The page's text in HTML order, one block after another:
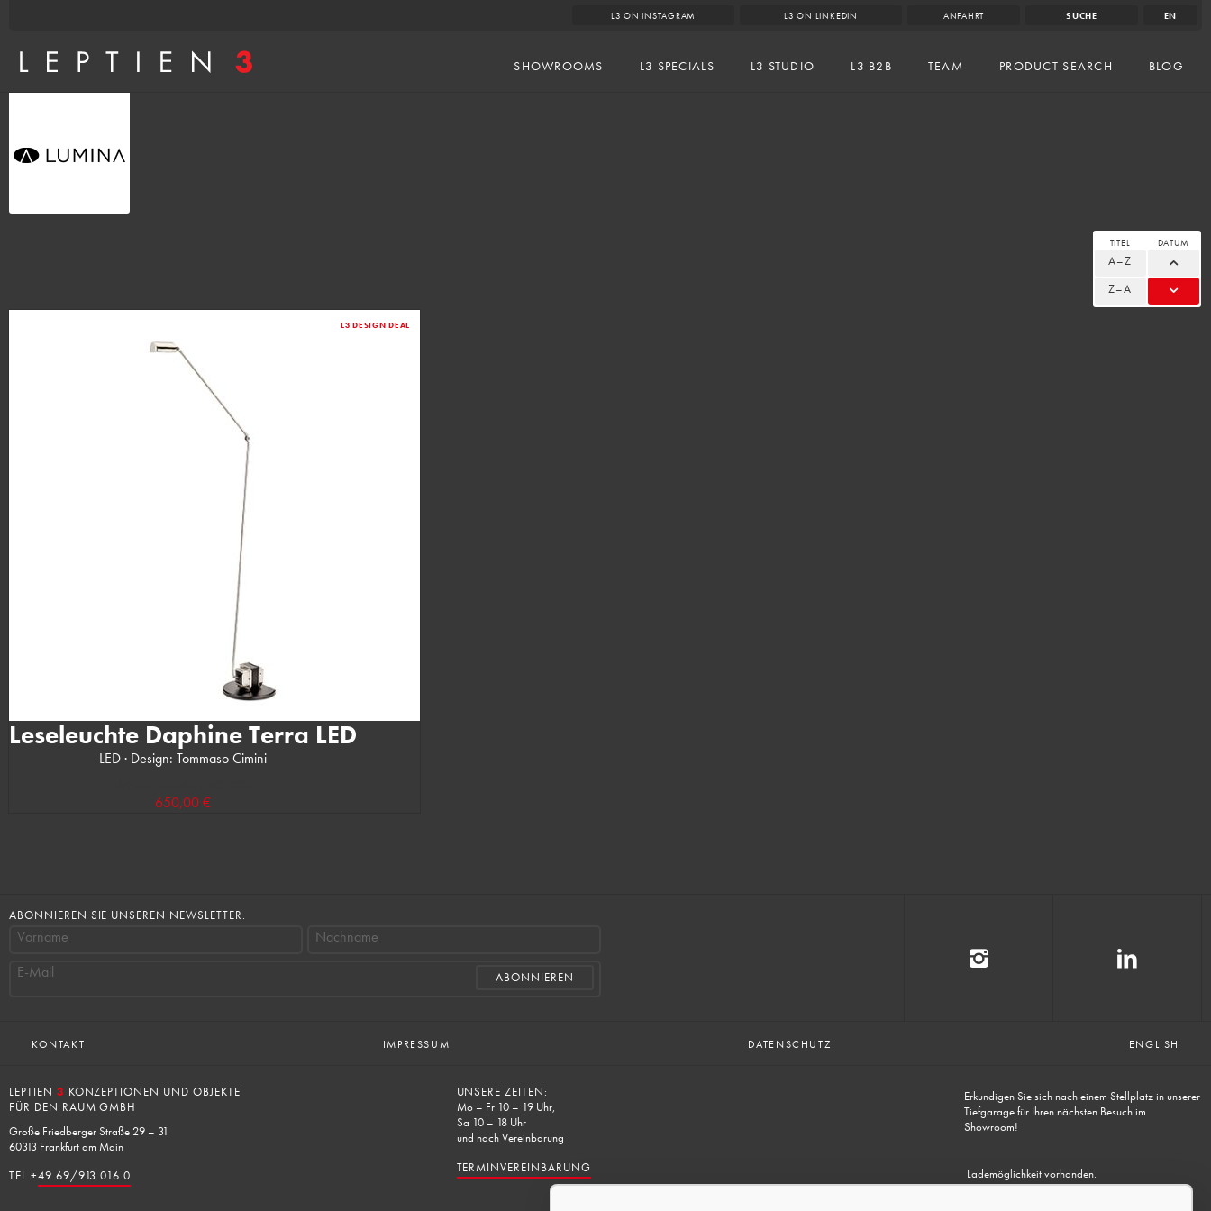
L3 ON INSTAGRAM L3 ON LINKEDIN ANFAHRT SUCHE EN
SHOWROOMS L3 SPECIALS L3 STUDIO L3 B2B TEAM PRODUCT SEARCH BLOG
TITEL
A–Z
Z–A
DATUM
L3 DESIGN DEAL
Leseleuchte Daphine Terra LED
LED · Design: Tommaso Cimini
650,00 €
ABONNIEREN SIE UNSEREN NEWSLETTER:
Vorname
Nachname
E-Mail
KONTAKT IMPRESSUM DATENSCHUTZ ENGLISH
LEPTIEN 3 KONZEPTIONEN UND OBJEKTE
FÜR DEN RAUM GMBH
Große Friedberger Straße 29 – 31
60313 Frankfurt am Main
TEL +49 69/913 016 0
UNSERE ZEITEN:
Mo – Fr 10 – 19 Uhr,
Sa 10 – 18 Uhr
und nach Vereinbarung
TERMINVEREINBARUNG
Erkundigen Sie sich nach einem Stellplatz in unserer
Tiefgarage für Ihren nächsten Besuch im
Showroom!
Lademöglichkeit vorhanden.